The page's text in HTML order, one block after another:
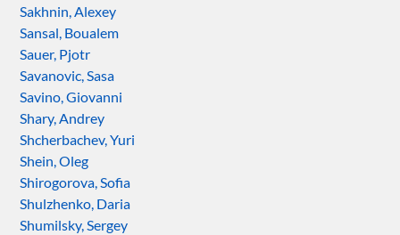
Sakhnin, Alexey
Sansal, Boualem
Sauer, Pjotr
Savanovic, Sasa
Savino, Giovanni
Shary, Andrey
Shcherbachev, Yuri
Shein, Oleg
Shirogorova, Sofia
Shulzhenko, Daria
Shumilsky, Sergey